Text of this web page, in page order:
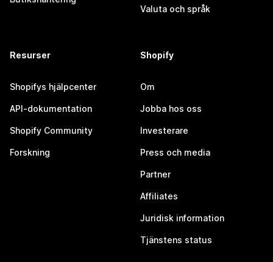
Valuta och språk
Resurser
Shopifys hjälpcenter
API-dokumentation
Shopify Community
Forskning
Shopify
Om
Jobba hos oss
Investerare
Press och media
Partner
Affiliates
Juridisk information
Tjänstens status